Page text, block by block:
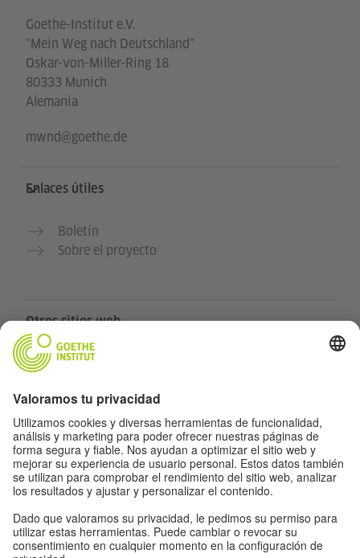
Goethe-Institut e.V.
"Mein Weg nach Deutschland"
Oskar-von-Miller-Ring 18
80333 Munich
Alemania
mwnd@goethe.de
Enlaces útiles
Boletín
Sobre el proyecto
Otros sitios web
Community „Deutsch für dich“
Cursos de alemán del Goethe-Institut
Portal para docentes “Deutschstunde”
Privacidad y accesibilidad
Protección de datos y accesibilidad
Accesibilidad